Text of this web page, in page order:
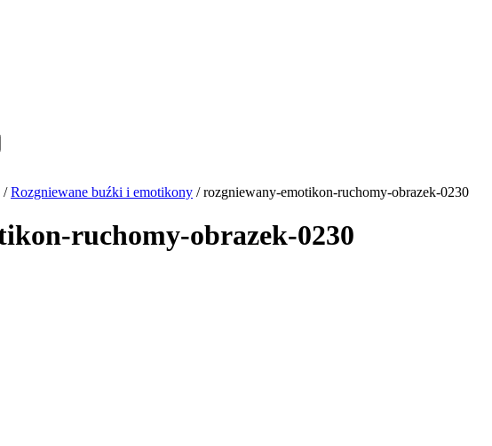
/Rozgniewane buźki i emotikony / rozgniewany-emotikon-ruchomy-obrazek-0230
ruchomy-obrazek-0230